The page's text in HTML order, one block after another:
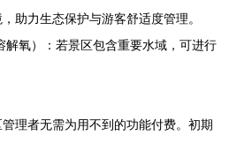
助力生态保护与游客舒适度管理。
解氧）：若景区包含重要水域，可进行
理者无需为用不到的功能付费。初期